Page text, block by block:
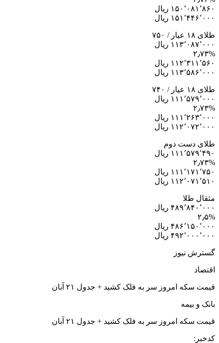
۱۵۰٬۰۸۱٬۸۶۰ ریال
۱۵۱٬۴۴۶٬۰۰۰ ریال
طلای ۱۸ عیار / ۷۵۰
۱۱۳٬۰۸۷٬۰۰۰ ریال
۲٫۷۳%
۱۱۲٬۳۱۱٬۵۶۰ ریال
۱۱۳٬۵۸۶٬۰۰۰ ریال
طلای ۱۸ عیار / ۷۴۰
۱۱۱٬۵۷۹٬۰۰۰ ریال
۲٫۷۳%
۱۱۱٬۲۶۳٬۰۰۰ ریال
۱۱۲٬۰۷۲٬۰۰۰ ریال
طلای دست دوم
۱۱۱٬۵۷۹٬۴۹۰ ریال
۲٫۷۳%
۱۱۱٬۱۷۱٬۷۵۰ ریال
۱۱۲٬۰۷۱٬۵۱۰ ریال
مثقال طلا
۴۸۹٬۸۴۰٬۰۰۰ ریال
۲٫۵%
۴۸۶٬۱۵۰٬۰۰۰ ریال
۴۹۲٬۰۰۰٬۰۰۰ ریال
گسترش نیوز
اقتصاد
قیمت سکه امروز سر به فلک کشید + جدول ۲۱ آبان
بانک و بیمه
قیمت سکه امروز سر به فلک کشید + جدول ۲۱ آبان
کدخبر: